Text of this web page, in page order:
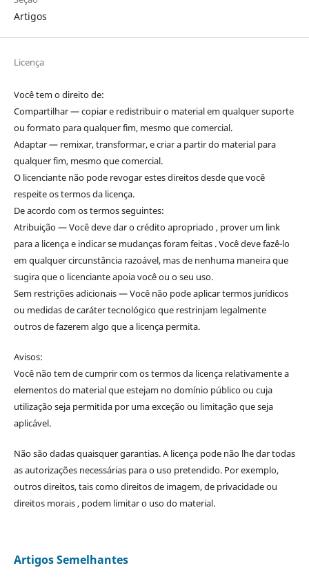
Artigos
Licença
Você tem o direito de:
Compartilhar — copiar e redistribuir o material em qualquer suporte
ou formato para qualquer fim, mesmo que comercial.
Adaptar — remixar, transformar, e criar a partir do material para
qualquer fim, mesmo que comercial.
O licenciante não pode revogar estes direitos desde que você
respeite os termos da licença.
De acordo com os termos seguintes:
Atribuição — Você deve dar o crédito apropriado , prover um link
para a licença e indicar se mudanças foram feitas . Você deve fazê-lo
em qualquer circunstância razoável, mas de nenhuma maneira que
sugira que o licenciante apoia você ou o seu uso.
Sem restrições adicionais — Você não pode aplicar termos jurídicos
ou medidas de caráter tecnológico que restrinjam legalmente
outros de fazerem algo que a licença permita.
Avisos:
Você não tem de cumprir com os termos da licença relativamente a
elementos do material que estejam no domínio público ou cuja
utilização seja permitida por uma exceção ou limitação que seja
aplicável.
Não são dadas quaisquer garantias. A licença pode não lhe dar todas
as autorizações necessárias para o uso pretendido. Por exemplo,
outros direitos, tais como direitos de imagem, de privacidade ou
direitos morais , podem limitar o uso do material.
Artigos Semelhantes